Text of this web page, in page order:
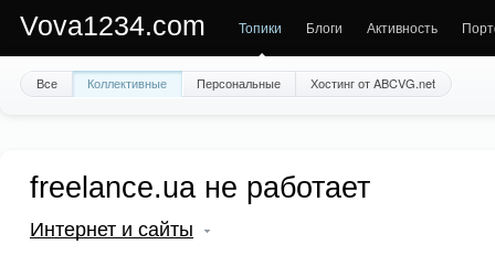
Vova1234.com Топики Блоги Активность
Все Коллективные Персональные Хостинг от ABCVG.net
freelance.ua не работает
Интернет и сайты